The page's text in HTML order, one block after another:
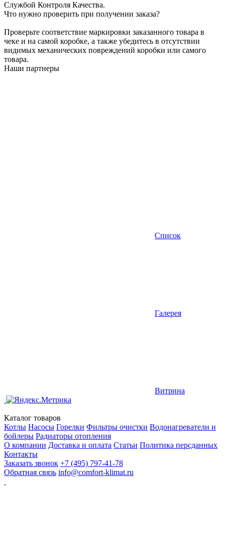
Службой Контроля Качества.
Что нужно проверить при получении заказа?
Проверьте соответствие маркировки заказанного товара в
чеке и на самой коробке, а также убедитесь в отсутствии
видимых механических повреждений коробки или самого
товара.
Наши партнеры
Список
Галерея
Витрина
Каталог товаров
Котлы Насосы Горелки Фильтры очистки Водонагреватели и
бойлеры Радиаторы отопления
О компании Доставка и оплата Статьи Политика персданных
Контакты
Заказать звонок +7 (495) 797-41-78
Обратная связь info@comfort-klimat.ru